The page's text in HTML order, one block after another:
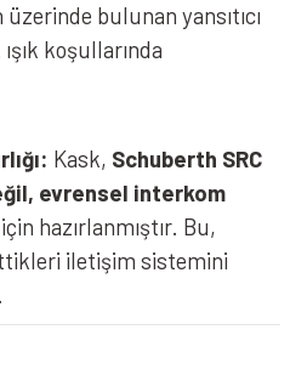
üzerinde bulunan yansıtıcı
koşullarında
Kask, Schuberth SRC
evrensel interkom
hazırlanmıştır. Bu,
iletişim sistemini